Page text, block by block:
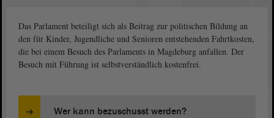
Das Parlament beteiligt sich als Beitrag zur politischen Bildung an
den für Kinder, Jugendliche und Senioren entstehenden Fahrtkosten,
die bei einem Besuch des Parlaments in Magdeburg anfallen. Der
Besuch mit Führung ist selbstverständlich kostenfrei.
Wer kann bezuschusst werden?